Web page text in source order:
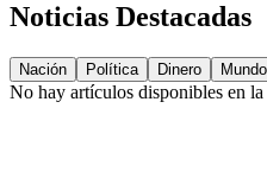
Noticias Destacadas
Nación Política Dinero Mundo
No hay artículos disponibles en la